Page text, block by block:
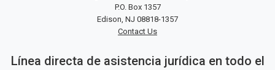
P.O. Box 1357
Edison, NJ 08818-1357
Contact Us
Línea directa de asistencia jurídica en todo el